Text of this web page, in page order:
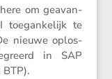
om geavan­
toegan­ke­lijk te
nieuwe oplos­
in SAP